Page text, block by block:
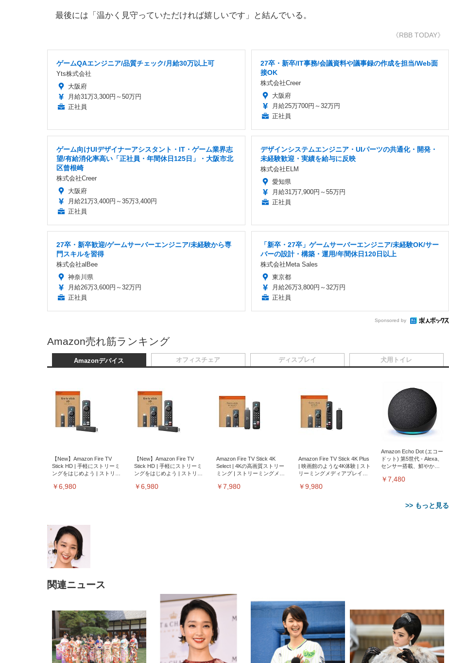
最後には「温かく見守っていただければ嬉しいです」と結んでいる。
《RBB TODAY》
ゲームQAエンジニア/品質チェック/月給30万以上可
Yts株式会社
大阪府
月給31万3,300円～50万円
正社員
27卒・新卒/IT事務/会議資料や議事録の作成を担当/Web面
接OK
株式会社Creer
大阪府
月給25万700円～32万円
正社員
ゲーム向けUIデザイナーアシスタント・IT・ゲーム業界志
望/有給消化率高い「正社員・年間休日125日」・大阪市北
区曾根崎
株式会社Creer
大阪府
月給21万3,400円～35万3,400円
正社員
デザインシステムエンジニア・UIパーツの共通化・開発・
未経験歓迎・実績を給与に反映
株式会社ELM
愛知県
月給31万7,900円～55万円
正社員
27卒・新卒歓迎/ゲームサーバーエンジニア/未経験から専
門スキルを習得
株式会社alBee
神奈川県
月給26万3,600円～32万円
正社員
「新卒・27卒」ゲームサーバーエンジニア/未経験OK/サー
バーの設計・構築・運用/年間休日120日以上
株式会社Meta Sales
東京都
月給26万3,800円～32万円
正社員
Sponsored by
Amazon売れ筋ランキング
Amazonデバイス
【New】Amazon Fire TV
Stick HD | 手軽にストリーミ
ングをはじめよう | ストリー
￥6,980
【New】Amazon Fire TV
Stick HD | 手軽にストリーミ
ングをはじめよう | ストリー
￥6,980
Amazon Fire TV Stick 4K
Select | 4Kの高画質ストリー
ミング | ストリーミングメデ
￥7,980
Amazon Fire TV Stick 4K Plus
| 映画館のような4K体験 | スト
リーミングメディアプレイヤ
￥9,980
Amazon Echo Dot (エコー
ドット) 第5世代 - Alexa、
センサー搭載、鮮やかな
￥7,480
>> もっと見る
オフィスチェア
上げ式アームレスト コンパク
ト 約105度ロッキング pc 事務
椅子 360度回転 座面昇降 強化
ナイロン樹脂ベース 通気性メ
ッシュ 在宅ワーク H-
WY01(黒網+黒枠+黒足)
￥5,699
SIHOO B100 オフィスチェア
／デスクチェア メッシュチェ
ア 人間工学 疲れない ブラッ
ク
￥27,999
Sezlife オフィスチェア デスク
チェア 疲れない テレワーク
チェア 強化バックレスト 30
度ロッキング機能 人間工学 椅
子 腰サポート 90度跳ね上げ
式アームレスト 3Dヘッドレス
ト ハンガー付き 高反発クッシ
ョン PCチェア 通気性メッシ
ュ ゲーミング/勉強/事務用 お
￥7,680
Sezlife オフィスチェア デスク
チェア 疲れない テレワーク
チェア 強化バックレスト 30度
ロッキング機能 人間工学 椅子
腰サポート 90度跳ね上げ式ア
ームレスト 3Dヘッドレスト
ハンガー付き 高反発クッショ
ン PCチェア 通気性メッシュ
ゲーミング/勉強/事務用 おし
￥7,680
ッシュ 通気性 ランバーサ
ポート付き 腰サポート ガ
ス圧無段階昇降 360度回
転 キャスター付き コンパ
クト 幅52×奥行58.5×高さ
84～96cm テレワーク 在
宅勤務 ブラック
￥4,139
ディスプレイ
EV3240X-WT | 31.5型4K
UHD・USB Type-C・ホワイ
￥105,595
EIZO ビジネス向けプレミア
ムモニター | FlexScan
EV2740X-WT | 27.0型4K
UHD・USB Type-C・ホワイ
ト
￥109,572
【純正品】27"ゲーミングモ
ニター DualSense 充電フッ
ク付き（CFI-ZDM1J）
￥49,979
E2724HS 27インチ 液晶モ
ニター フル
HD（1920×1080）VA 非光
沢 HDMI/DisplayPort/VGA
スピーカー内蔵 高さ調整 ス
イベル VESA対応
ComfortView ビジネス向け
￥15,800
Gaming Monitor 24” Essential ゲ
ーミングモニター QD 24.5インチ
1ms FHD 量子ドット 残像低減 (3
年保証 | 輝点保証 | 日本メーカー)
￥34,980
犬用トイレ
捨て 無香料 ホワイト 300枚
￥3,373
Amazonベーシック ペットシ
ーツ 厚型 ワイド 42枚x2袋(84
枚) ホワイト(吸収面:ライトブ
ルー)
￥3,234
ネオ・ルーライフ ネオ・オム
ツ L 中型犬用 26枚入り 単品
￥1,800
Smart Basic(スマートベーシ
ック) 【Amazon.co.jp限定】
Smart Basic アイリスオーヤマ
ペットシーツ 超厚型 お徳用
ワイド 100枚入 (x 1) (ケース
販売)
￥3,670
ュラー 200枚入
【Amazon.co.jp限定】
￥3,731
関連ニュース